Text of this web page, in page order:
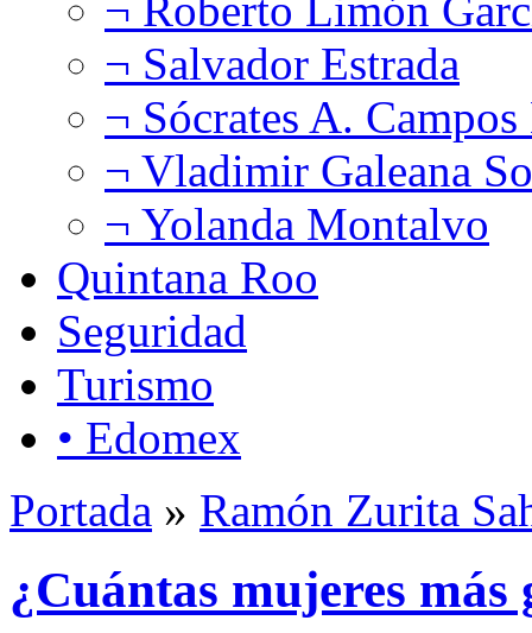
¬ Salvador Estrada
¬ Sócrates A.
¬ Vladimir Galeana
¬ Yolanda Montalvo
Quintana Roo
Seguridad
Turismo
• Edomex
Portada » Ramón Zurita
¿Cuántas mujeres